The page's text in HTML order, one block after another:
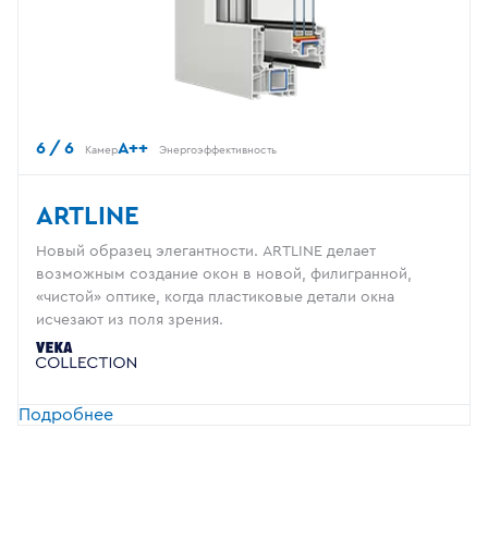
6 / 6 КамерA++ Энергоэффективность
ARTLINE
Новый образец элегантности. ARTLINE делает
возможным создание окон в новой, филигранной,
«чистой» оптике, когда пластиковые детали окна
исчезают из поля зрения.
Подробнее